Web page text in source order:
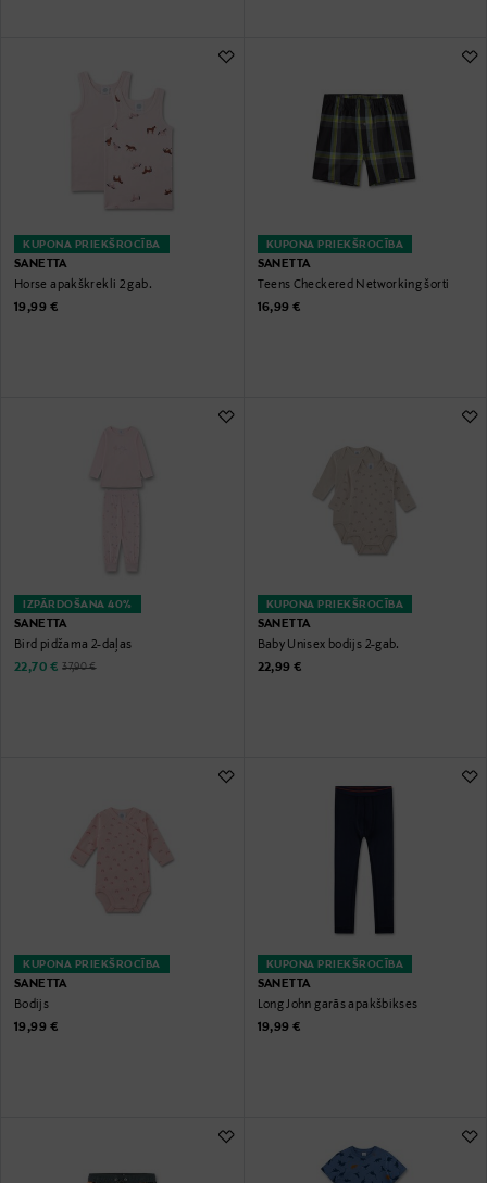
KUPONA PRIEKŠROCĪBA
SANETTA
Horse apakškrekli 2 gab.
Original Price
19,99 €
KUPONA PRIEKŠROCĪBA
SANETTA
Teens Checkered Networking šorti
Original Price
16,99 €
IZPĀRDOŠANA 40%
SANETTA
Bird pidžama 2-daļas
Discounted Price
22,70 € Original Price
37,90 €
KUPONA PRIEKŠROCĪBA
SANETTA
Baby Unisex bodijs 2-gab.
Original Price
22,99 €
KUPONA PRIEKŠROCĪBA
SANETTA
Bodijs
Original Price
19,99 €
KUPONA PRIEKŠROCĪBA
SANETTA
Long John garās apakšbikses
Original Price
19,99 €